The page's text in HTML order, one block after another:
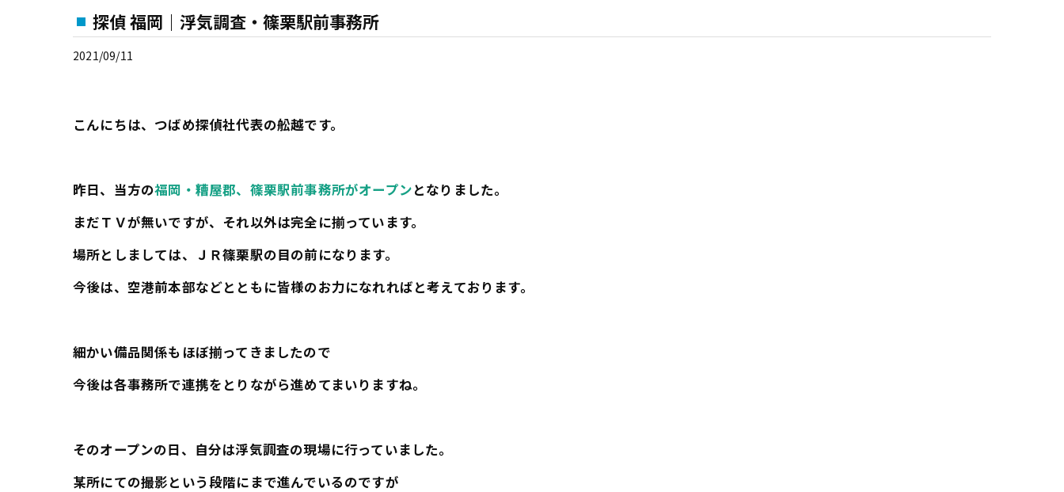
探偵 福岡｜浮気調査・篠栗駅前事務所
2021/09/11
こんにちは、つばめ探偵社代表の舩越です。
昨日、当方の福岡・糟屋郡、篠栗駅前事務所がオープンとなりました。
まだＴＶが無いですが、それ以外は完全に揃っています。
場所としましては、ＪＲ篠栗駅の目の前になります。
今後は、空港前本部などとともに皆様のお力になれればと考えております。
細かい備品関係もほぼ揃ってきましたので
今後は各事務所で連携をとりながら進めてまいりますね。
そのオープンの日、自分は浮気調査の現場に行っていました。
某所にての撮影という段階にまで進んでいるのですが